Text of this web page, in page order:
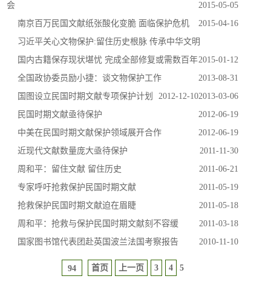
会
2015-05-05
南京百万民国文献纸张酸化变脆 面临保护危机
2015-04-16
习近平关心文物保护:留住历史根脉 传承中华文明
2015-01-12
国内古籍保存现状堪忧 完成全部修复或需数百年
2013-08-31
全国政协委员励小捷：谈文物保护工作
2013-03-06
国图设立民国时期文献专项保护计划
2012-12-10
民国时期文献亟待保护
2012-06-19
中美在民国时期文献保护领域展开合作
2012-06-19
近现代文献数量庞大亟待保护
2011-11-30
周和平：留住文献 留住历史
2011-06-21
专家呼吁抢救保护民国时期文献
2011-05-19
抢救保护民国时期文献迫在眉睫
2011-05-18
周和平：抢救与保护民国时期文献刻不容缓
2011-03-18
国家图书馆代表团赴英国波兰法国考察报告
2010-11-10
94 首页 上一页 3 4 5